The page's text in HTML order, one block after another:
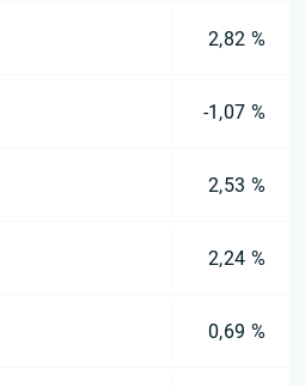
2,82 %
-1,07 %
2,53 %
2,24 %
0,69 %